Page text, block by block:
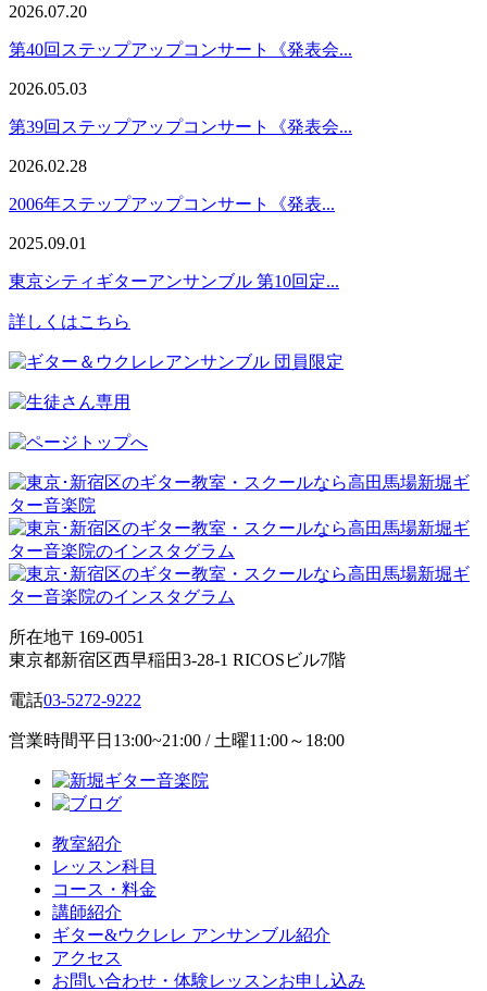
2026.07.20
第40回ステップアップコンサート《発表会...
2026.05.03
第39回ステップアップコンサート《発表会...
2026.02.28
2006年ステップアップコンサート《発表...
2025.09.01
東京シティギターアンサンブル 第10回定...
詳しくはこちら
所在地〒169-0051
東京都新宿区西早稲田3-28-1 RICOSビル7階
電話03-5272-9222
営業時間平日13:00~21:00 / 土曜11:00～18:00
教室紹介
レッスン科目
コース・料金
講師紹介
ギター&ウクレレ アンサンブル紹介
アクセス
お問い合わせ・体験レッスンお申し込み